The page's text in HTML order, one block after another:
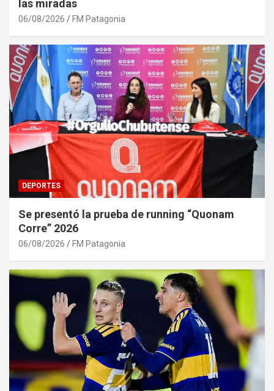
las miradas
06/08/2026 FM Patagonia
DEPORTES
Se presentó la prueba de running “Quonam
Corre” 2026
06/08/2026 FM Patagonia